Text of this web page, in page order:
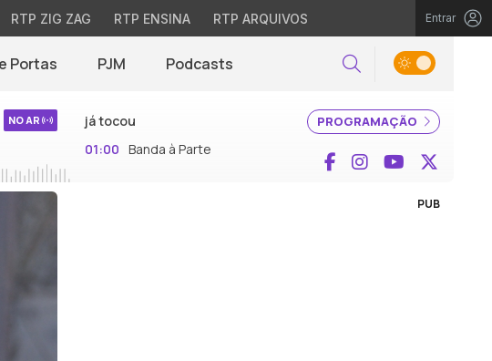
RTP ZIG ZAG RTP ENSINA RTP ARQUIVOS Entrar
Portas PJM Podcasts Pesquisar
NO AR PROGRAMAÇÃO
já tocou
01:00 Banda à Parte Facebook
InstagramYouTube
PUB